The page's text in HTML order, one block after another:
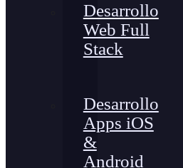
Desarrollo
Web Full
Stack
Desarrollo
Apps iOS
&
Android